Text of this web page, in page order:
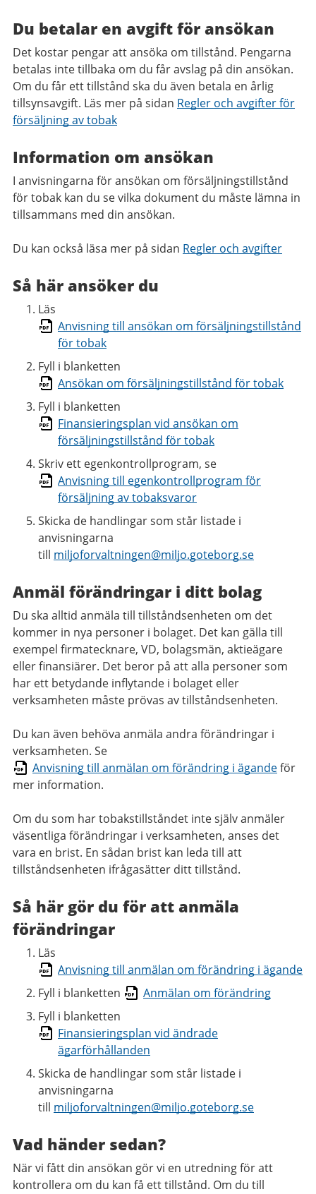
Du betalar en avgift för ansökan
Det kostar pengar att ansöka om tillstånd. Pengarna
betalas inte tillbaka om du får avslag på din ansökan.
Om du får ett tillstånd ska du även betala en årlig
tillsynsavgift. Läs mer på sidan Regler och avgifter för
försäljning av tobak
Information om ansökan
I anvisningarna för ansökan om försäljningstillstånd
för tobak kan du se vilka dokument du måste lämna in
tillsammans med din ansökan.
Du kan också läsa mer på sidan Regler och avgifter
Så här ansöker du
Läs
Anvisning till ansökan om försäljningstillstånd
för tobak
Fyll i blanketten
Ansökan om försäljningstillstånd för tobak
Fyll i blanketten
Finansieringsplan vid ansökan om
försäljningstillstånd för tobak
Skriv ett egenkontrollprogram, se
Anvisning till egenkontrollprogram för
försäljning av tobaksvaror
Skicka de handlingar som står listade i
anvisningarna
till miljoforvaltningen@miljo.goteborg.se
Anmäl förändringar i ditt bolag
Du ska alltid anmäla till tillståndsenheten om det
kommer in nya personer i bolaget. Det kan gälla till
exempel firmatecknare, VD, bolagsmän, aktieägare
eller finansiärer. Det beror på att alla personer som
har ett betydande inflytande i bolaget eller
verksamheten måste prövas av tillståndsenheten.
Du kan även behöva anmäla andra förändringar i
verksamheten. Se
Anvisning till anmälan om förändring i ägandeför
mer information.
Om du som har tobakstillståndet inte själv anmäler
väsentliga förändringar i verksamheten, anses det
vara en brist. En sådan brist kan leda till att
tillståndsenheten ifrågasätter ditt tillstånd.
Så här gör du för att anmäla
förändringar
Läs
Anvisning till anmälan om förändring i ägande
Fyll i blanketten
Anmälan om förändring
Fyll i blanketten
Finansieringsplan vid ändrade
ägarförhållanden
Skicka de handlingar som står listade i
anvisningarna
till miljoforvaltningen@miljo.goteborg.se
Vad händer sedan?
När vi fått din ansökan gör vi en utredning för att
kontrollera om du kan få ett tillstånd. Om du till